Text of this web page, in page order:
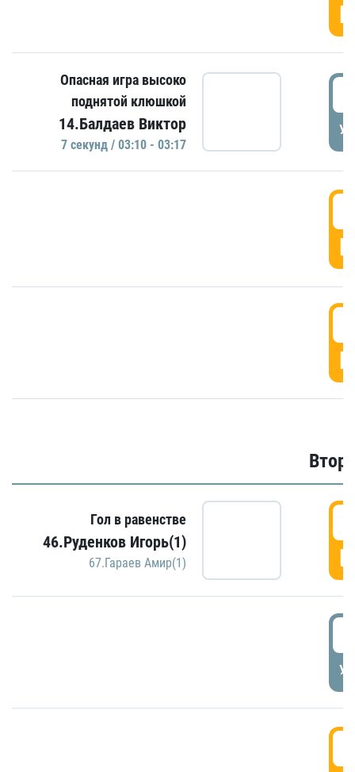
Опасная игра высоко
поднятой клюшкой
14.Балдаев Виктор
7 секунд / 03:10 - 03:17
Гол в равенстве
46.Руденков Игорь(1)
67.Гараев Амир(1)